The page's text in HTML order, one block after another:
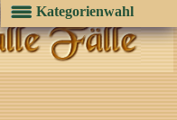
Kategorienwahl